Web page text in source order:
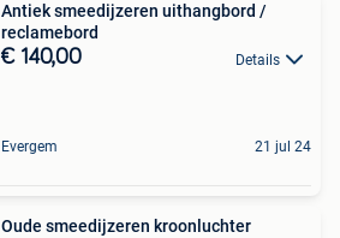
Antiek smeedijzeren uithangbord /
reclamebord
€ 140,00 Details
Evergem 21 jul 24
Oude smeedijzeren kroonluchter